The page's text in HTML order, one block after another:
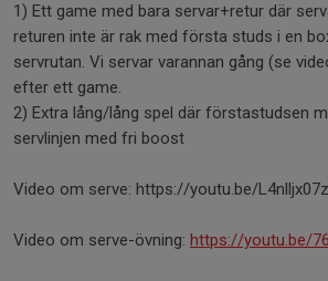
1) Ett game med bara servar+retur där
returen inte är rak med första studs i en
servrutan. Vi servar varannan gång (se
efter ett game.
2) Extra lång/lång spel där förstastudsen
servlinjen med fri boost
Video om serve: https://youtu.be/
Video om serve-övning: https://youtu.be/